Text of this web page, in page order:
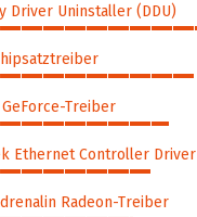
Driver Uninstaller (DDU)
GeForce-Treiber
Ethernet Controller Driver
Radeon-Treiber